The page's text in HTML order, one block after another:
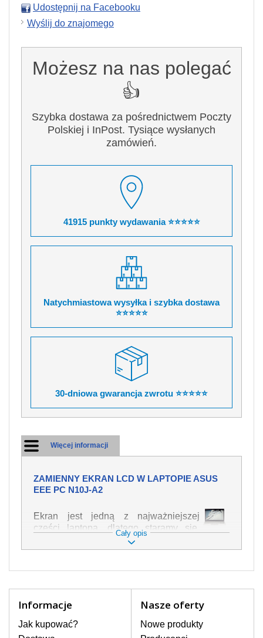
Udostępnij na Facebooku
Wyślij do znajomego
Możesz na nas polegać
👍
Szybka dostawa za pośrednictwem Poczty
Polskiej i InPost. Tysiące wysłanych
zamówień.
41915 punkty wydawania ⭐⭐⭐⭐⭐
Natychmiastowa wysyłka i szybka dostawa
⭐⭐⭐⭐⭐
30-dniowa gwarancja zwrotu ⭐⭐⭐⭐⭐
Więcej informacji
ZAMIENNY EKRAN LCD W LAPTOPIE ASUS
EEE PC N10J-A2
Ekran jest jedną z najważniejszej
części laptopa, dlatego staramy się,
żeby był jak najwyższej jakości. Służy
on do wyświetlania tekstu lub obrazu w
z nim z jak największą ostrożnością. Do
zaliczyć uszkodzenia mechaniczne np.
rozbity lub pęknięty ekran, następnie
pojawiające się pionowe pasy, ciemny
Cały opis
Informacje
Jak kupować?
Nasze oferty
Nowe produkty